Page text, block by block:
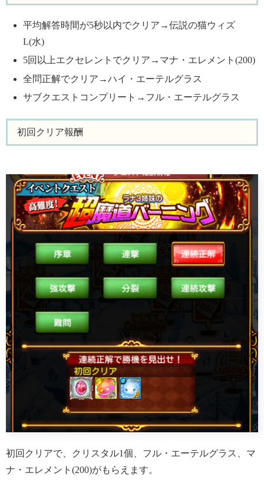
平均解答時間が5秒以内でクリア→伝説の猫ウィズ
L(水)
5回以上エクセレントでクリア→マナ・エレメント(200)
全問正解でクリア→ハイ・エーテルグラス
サブクエストコンプリート→フル・エーテルグラス
初回クリア報酬
初回クリアで、クリスタル1個、フル・エーテルグラス、マ
ナ・エレメント(200)がもらえます。